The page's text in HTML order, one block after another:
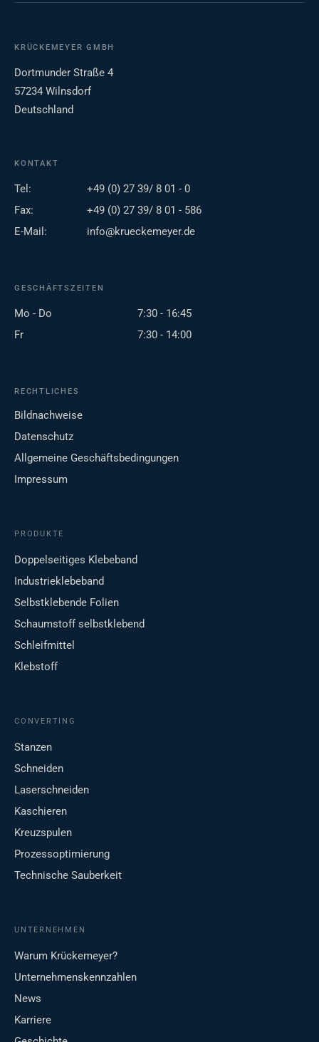
KRÜCKEMEYER GMBH
Dortmunder Straße 4
57234 Wilnsdorf
Deutschland
KONTAKT
Tel:
+49 (0) 27 39/ 8 01 - 0
Fax:
+49 (0) 27 39/ 8 01 - 586
E-Mail:
info@krueckemeyer.de
GESCHÄFTSZEITEN
Mo - Do
7:30 - 16:45
Fr
7:30 - 14:00
RECHTLICHES
Bildnachweise
Datenschutz
Allgemeine Geschäftsbedingungen
Impressum
PRODUKTE
Doppelseitiges Klebeband
Industrieklebeband
Selbstklebende Folien
Schaumstoff selbstklebend
Schleifmittel
Klebstoff
CONVERTING
Stanzen
Schneiden
Laserschneiden
Kaschieren
Kreuzspulen
Prozessoptimierung
Technische Sauberkeit
UNTERNEHMEN
Warum Krückemeyer?
Unternehmenskennzahlen
News
Karriere